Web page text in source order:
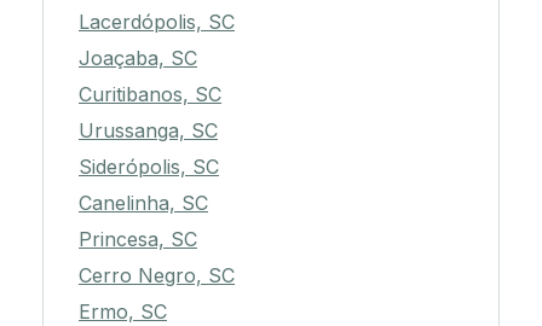
Lacerdópolis, SC
Joaçaba, SC
Curitibanos, SC
Urussanga, SC
Siderópolis, SC
Canelinha, SC
Princesa, SC
Cerro Negro, SC
Ermo, SC